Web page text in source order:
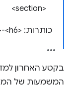
<section>
כותרות: <h1>-<h6>
בקטע האחרון
המשמעות של